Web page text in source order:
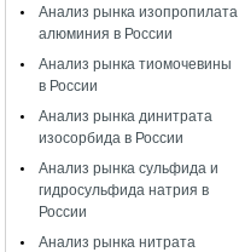
Анализ рынка изопропилата
алюминия в России
Анализ рынка тиомочевины
в России
Анализ рынка динитрата
изосорбида в России
Анализ рынка сульфида и
гидросульфида натрия в
России
Анализ рынка нитрата